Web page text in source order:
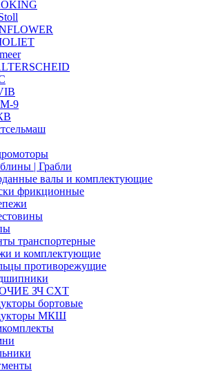
9
| Грабли
валы и комплектующие
фрикционные
транспортерные
и комплектующие
противорежущие
ЗЧ СХТ
бортовые
МКШ